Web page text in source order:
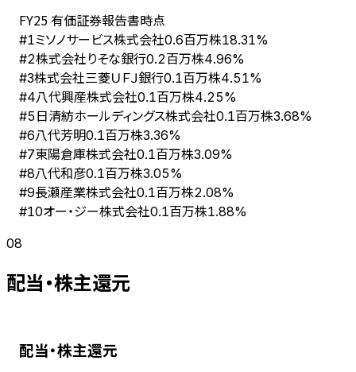
FY25 有価証券報告書時点
#1ミソノサービス株式会社0.6百万株18.31%
#2株式会社りそな銀行0.2百万株4.96%
#3株式会社三菱ＵＦＪ銀行0.1百万株4.51%
#4八代興産株式会社0.1百万株4.25%
#5 日清紡ホールディングス株式会社0.1百万株3.68%
#6八代芳明0.1百万株3.36%
#7東陽倉庫株式会社0.1百万株3.09%
#8八代和彦0.1百万株3.05%
#9長瀬産業株式会社0.1百万株2.08%
#10オー・ジー株式会社0.1百万株1.88%
08
配当・株主還元
配当・株主還元